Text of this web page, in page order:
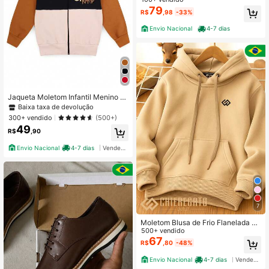
Jaqueta Moletom Infantil Menino c/
Capuz e Zíper Skate Ramp
Baixa taxa de devolução
300+ vendido
(500+)
R$49 ,90
Envio Nacional 4-7 dias
+ Calça Blusao Com Capuz Varias
Cores
R$79 ,98 -33%
Envio Nacional 4-7 dias
7
Moletom Blusa de Frio Flanelada C
om Capuz Moletom Infantil Cangur
u Menino Menina Original Premium
Dia a dia
500+ vendido
R$67 ,80 -48%
Envio Nacional 4-7 dias